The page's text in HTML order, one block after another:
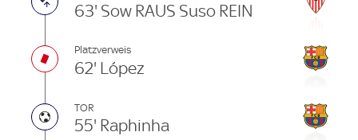
63' Sow RAUS Suso REIN
Platzverweis
62' López
TOR
55' Raphinha